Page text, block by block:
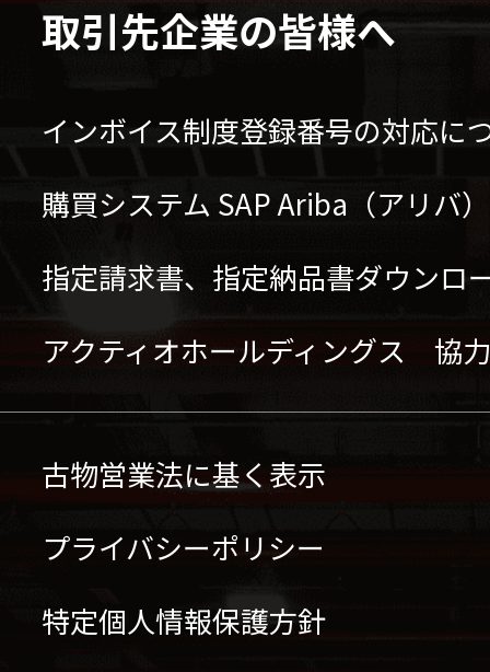
取引先企業の皆様へ
インボイス制度登録番号の対応に
購買システム SAP Ariba（アリバ
指定請求書、指定納品書ダウンロ
アクティオホールディングス 協
古物営業法に基く表示
プライバシーポリシー
特定個人情報保護方針